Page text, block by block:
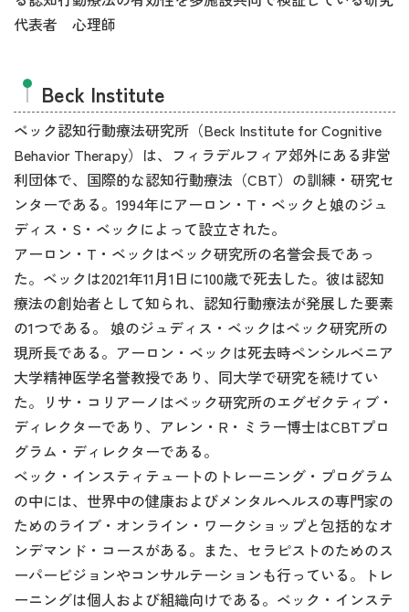
代表者 心理師
Beck Institute
ベック認知行動療法研究所（Beck Institute for Cognitive
Behavior Therapy）は、フィラデルフィア郊外にある非営
利団体で、国際的な認知行動療法（CBT）の訓練・研究セ
ンターである。1994年にアーロン・T・ベックと娘のジュ
ディス・S・ベックによって設立された。
アーロン・T・ベックはベック研究所の名誉会長であっ
た。ベックは2021年11月1日に100歳で死去した。彼は認知
療法の創始者として知られ、認知行動療法が発展した要素
の1つである。 娘のジュディス・ベックはベック研究所の
現所長である。アーロン・ベックは死去時ペンシルベニア
大学精神医学名誉教授であり、同大学で研究を続けてい
た。リサ・コリアーノはベック研究所のエグゼクティブ・
ディレクターであり、アレン・R・ミラー博士はCBTプロ
グラム・ディレクターである。
ベック・インスティテュートのトレーニング・プログラム
の中には、世界中の健康およびメンタルヘルスの専門家の
ためのライブ・オンライン・ワークショップと包括的なオ
ンデマンド・コースがある。また、セラピストのためのス
ーパービジョンやコンサルテーションも行っている。トレ
ーニングは個人および組織向けである。ベック・インステ